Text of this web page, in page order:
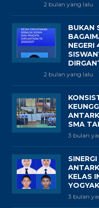
2 bulan yang lalu
BUKAN
NEGERI
2 bulan yang lalu
SMA
3 bulan
KELAS
3 bulan